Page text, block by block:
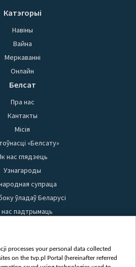
Катэгорыі
Навіны
Вайна
Меркаванні
Онлайн
Белсат
Пра нас
Кантакты
Місія
«Белсату»
нас глядзець
Узнагароды
супраца
ўладаў Беларусі
нас падтрымаць
матэрыялаў
Бяспека
processes your personal data collected
on the tvp.pl Portal (hereinafter referred